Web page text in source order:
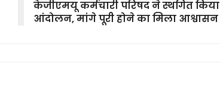
केजीएमयू कर्मचारी परिषद ने स्थगित किया
आंदोलन, मांगे पूरी होने का मिला आश्वासन